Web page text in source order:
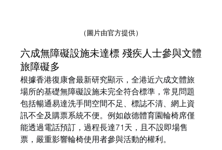
（圖片由官方提供）
六成無障礙設施未達標 殘疾人士參與文體
旅障礙多
根據香港復康會最新研究顯示，全港近六成文體旅
場所的基礎無障礙設施未完全符合標準，常見問題
包括暢通易達洗手間空間不足、標誌不清、網上資
訊不全及購票系統不便。例如啟德體育園輪椅席僅
能透過電話預訂，過程長達71天，且不設即場售
票，嚴重影響輪椅使用者參與活動的權利。